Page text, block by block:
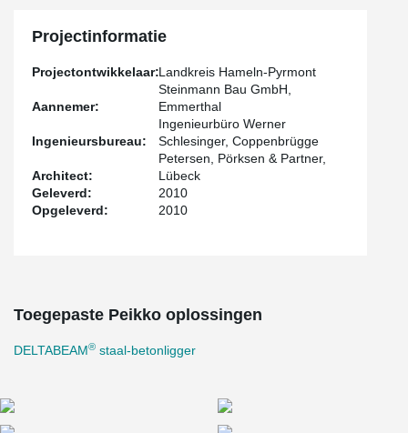
Projectinformatie
Projectontwikkelaar:Landkreis Hameln-Pyrmont
Aannemer:
Steinmann Bau GmbH,
Emmerthal
Ingenieursbureau:
Ingenieurbüro Werner
Schlesinger, Coppenbrügge
Architect:
Petersen, Pörksen & Partner,
Lübeck
Geleverd:
2010
Opgeleverd:
2010
Toegepaste Peikko oplossingen
DELTABEAM® staal-betonligger